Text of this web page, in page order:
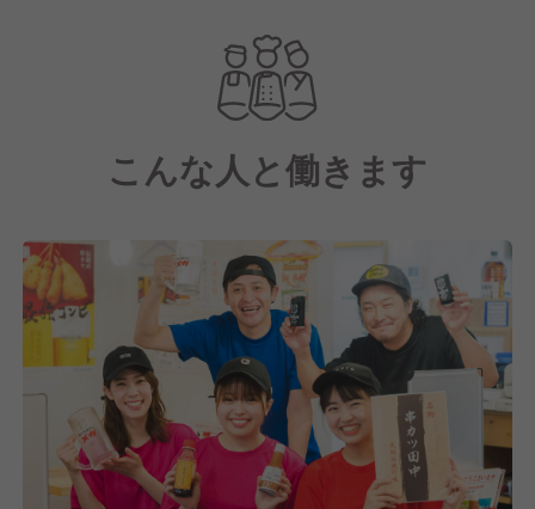
当社が運営する他ブランドの店舗では、ストア・オ
ブ・ザ・イヤーに受賞した実績もあります！
さらに、優良申告法人として2度の表彰を受けるな
ど、透明性の高い経営を実践してきました。
今後も地域社会に根ざした事業展開を進め、お客様に
こんな人と働きます